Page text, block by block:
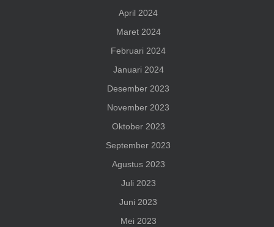
April 2024
Maret 2024
Februari 2024
Januari 2024
Desember 2023
November 2023
Oktober 2023
September 2023
Agustus 2023
Juli 2023
Juni 2023
Mei 2023